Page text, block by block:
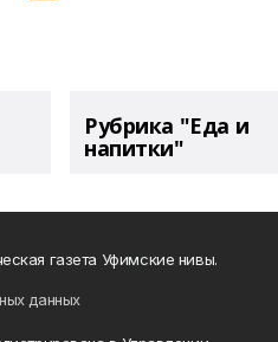
Рубрика "Еда и
напитки"
газета Уфимские нивы.
данных